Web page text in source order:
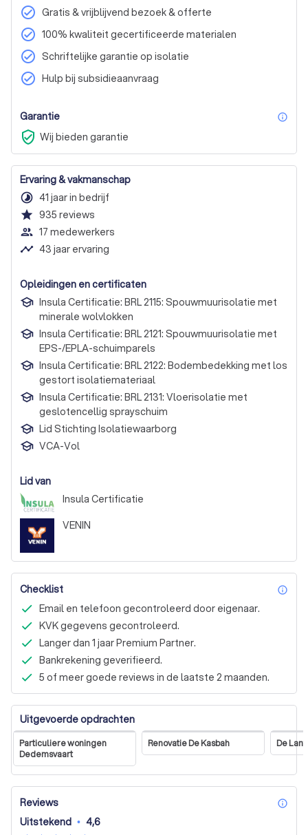
check_circle Gratis & vrijblijvend bezoek & offerte
check_circle 100% kwaliteit gecertificeerde materialen
check_circle Schriftelijke garantie op isolatie
check_circle Hulp bij subsidieaanvraag
Garantie
verified_user Wij bieden garantie
Ervaring & vakmanschap
timelapse 41 jaar in bedrijf
star 935 reviews
people_outline 17 medewerkers
timeline 43 jaar ervaring
Opleidingen en certificaten
Insula Certificatie: BRL 2115: Spouwmuurisolatie met
minerale wolvlokken
Insula Certificatie: BRL 2121: Spouwmuurisolatie met
EPS-/EPLA-schuimparels
Insula Certificatie: BRL 2122: Bodembedekking met los
gestort isolatiemateriaal
Insula Certificatie: BRL 2131: Vloerisolatie met
geslotencellig sprayschuim
Lid Stichting Isolatiewaarborg
VCA-Vol
Lid van
Insula Certificatie
VENIN
Checklist
Email en telefoon gecontroleerd door eigenaar.
KVK gegevens gecontroleerd.
Langer dan 1 jaar Premium Partner.
Bankrekening geverifieerd.
5 of meer goede reviews in de laatste 2 maanden.
Uitgevoerde opdrachten
Particuliere woningen
Dedemsvaart
Renovatie De Kasbah De
Reviews
Uitstekend • 4,6